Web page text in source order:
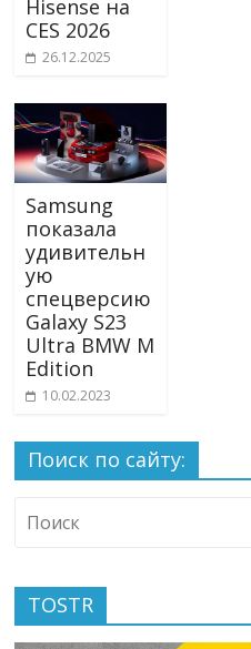
Hisense на
CES 2026
26.12.2025
Samsung
показала
удивительн
ую
спецверсию
Galaxy S23
Ultra BMW M
Edition
10.02.2023
Поиск по сайту:
TOSTR